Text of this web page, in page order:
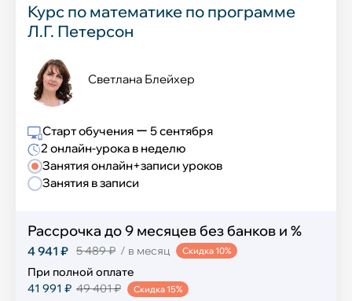
Графический дизайн в Figma
Разработка игр в Unity
Развивающие курсы
Математика и логика
Шахматы
Финансовая грамотность
Эмоциональный интеллект
Курс по математике по программе
Л.Г. Петерсон
Светлана Блейхер
Занятия онлайн+записи уроков
Занятия в записи
Старт обучения ー 5 сентября
2 онлайн-урока в неделю
Рассрочка до 9 месяцев без банков и %
4 941 ₽ 5 489 ₽ / в месяц Скидка 10%
При полной оплате
41 991 ₽ 49 401 ₽ Скидка 15%